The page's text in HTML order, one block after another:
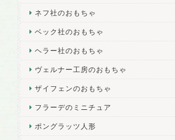
ネフ社のおもちゃ
ベック社のおもちゃ
ヘラー社のおもちゃ
ヴェルナー工房のおもちゃ
ザイフェンのおもちゃ
フラーデのミニチュア
ポングラッツ人形